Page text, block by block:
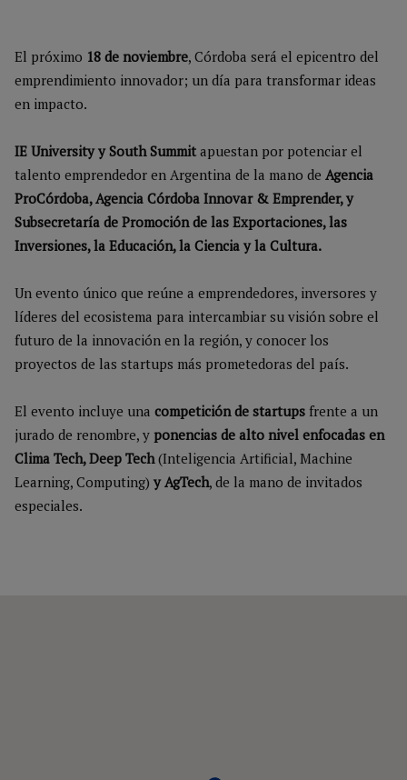
El próximo 18 de noviembre, Córdoba será el epicentro del
emprendimiento innovador; un día para transformar ideas
en impacto.
IE University y South Summit apuestan por potenciar el
talento emprendedor en Argentina de la mano de Agencia
ProCórdoba, Agencia Córdoba Innovar & Emprender, y
Subsecretaría de Promoción de las Exportaciones, las
Inversiones, la Educación, la Ciencia y la Cultura.
Un evento único que reúne a emprendedores, inversores y
líderes del ecosistema para intercambiar su visión sobre el
futuro de la innovación en la región, y conocer los
proyectos de las startups más prometedoras del país.
El evento incluye una competición de startups frente a un
jurado de renombre, y ponencias de alto nivel enfocadas en
Clima Tech, Deep Tech(Inteligencia Artificial, Machine
Learning, Computing) y AgTech, de la mano de invitados
especiales.